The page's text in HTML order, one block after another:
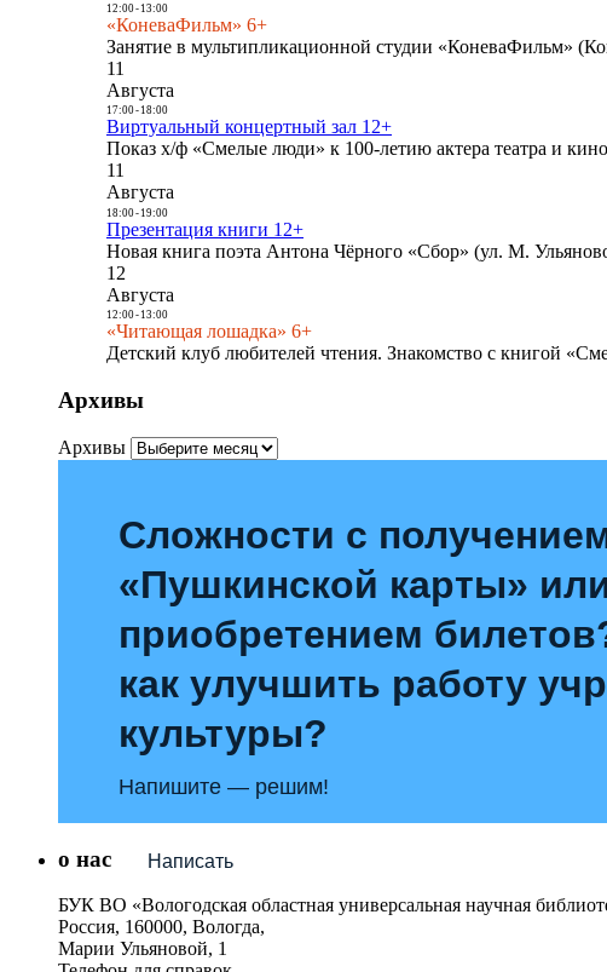
12:00- 13:00
«КоневаФильм» 6+
Занятие в мультипликационной студии «КоневаФильм»
11
Августа
17:00- 18:00
Виртуальный концертный зал 12+
Показ х/ф «Смелые люди» к 100-летию актера театра и
11
Августа
18:00- 19:00
Презентация книги 12+
Новая книга поэта Антона Чёрного «Сбор» (ул. М.
12
Августа
12:00- 13:00
«Читающая лошадка» 6+
Детский клуб любителей чтения. Знакомство с книгой
Архивы
Архивы
Сложности с
«Пушкинской карты»
приобретением
как улучшить работу
культуры?
Напишите — решим!
Написать
о нас
БУК ВО «Вологодская областная универсальная научная
Россия, 160000, Вологда,
Марии Ульяновой, 1